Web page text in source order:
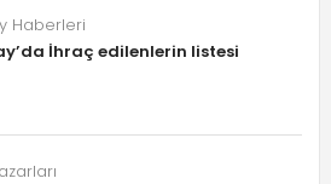
Haberleri
İhraç edilenlerin listesi